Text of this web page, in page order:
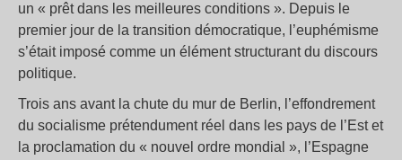
un « prêt dans les meilleures conditions ». Depuis le
premier jour de la transition démocratique, l’euphémisme
s’était imposé comme un élément structurant du discours
politique.
Trois ans avant la chute du mur de Berlin, l’effondrement
du socialisme prétendument réel dans les pays de l’Est et
la proclamation du « nouvel ordre mondial », l’Espagne